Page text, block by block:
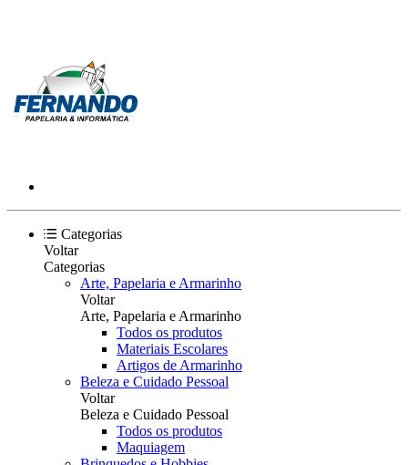
Categorias
Voltar
Categorias
Arte, Papelaria e Armarinho
Voltar
Arte, Papelaria e Armarinho
Todos os produtos
Materiais Escolares
Artigos de Armarinho
Beleza e Cuidado Pessoal
Voltar
Beleza e Cuidado Pessoal
Todos os produtos
Maquiagem